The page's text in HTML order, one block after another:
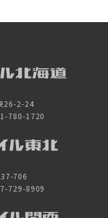
26-2-24
780-1720
706
729-8909